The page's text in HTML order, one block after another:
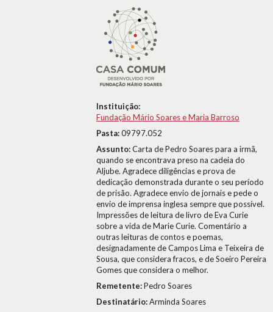
Instituição:
Fundação Mário Soares e Maria Barroso
Pasta:09797.052
Assunto:Carta de Pedro Soares para a irmã,
quando se encontrava preso na cadeia do
Aljube. Agradece diligências e prova de
dedicação demonstrada durante o seu período
de prisão. Agradece envio de jornais e pede o
envio de imprensa inglesa sempre que possível.
Impressões de leitura de livro de Eva Curie
sobre a vida de Marie Curie. Comentário a
outras leituras de contos e poemas,
designadamente de Campos Lima e Teixeira de
Sousa, que considera fracos, e de Soeiro Pereira
Gomes que considera o melhor.
Remetente:Pedro Soares
Destinatário:Arminda Soares